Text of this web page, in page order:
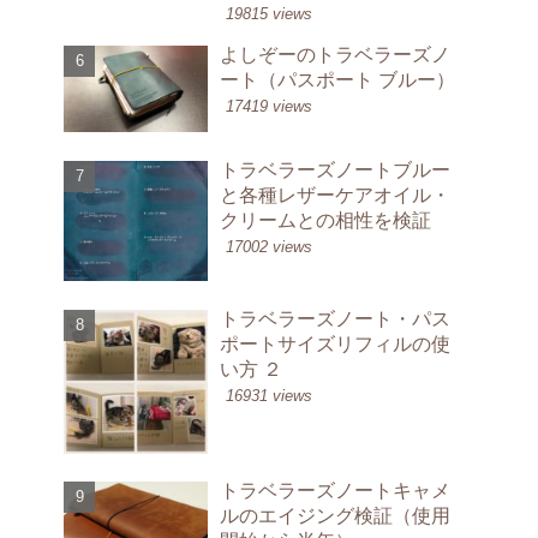
19815 views
よしぞーのトラベラーズノ
ート（パスポート ブルー）
17419 views
トラベラーズノートブルー
と各種レザーケアオイル・
クリームとの相性を検証
17002 views
トラベラーズノート・パス
ポートサイズリフィルの使
い方 ２
16931 views
トラベラーズノートキャメ
ルのエイジング検証（使用